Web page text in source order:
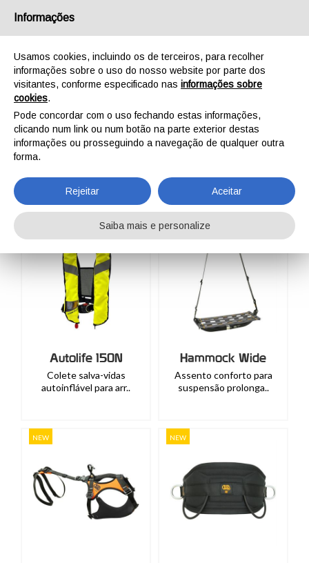
ARNESES/ARREIAS
Autolife 150N
Colete salva-vidas
autoinflável para arr..
NEW
Hammock Wide
Assento conforto para
suspensão prolonga..
NEW NEW
Informações
Usamos cookies, incluindo os de terceiros, para recolher
informações sobre o uso do nosso website por parte dos
visitantes, conforme especificado nas informações sobre
cookies.
Pode concordar com o uso fechando estas informações,
clicando num link ou num botão na parte exterior destas
informações ou prosseguindo a navegação de qualquer outra
forma.
Rejeitar Aceitar
Saiba mais e personalize